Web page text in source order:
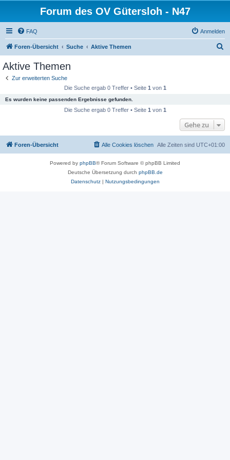
Forum des OV Gütersloh - N47
FAQ Anmelden
Foren-Übersicht Suche Aktive Themen
Aktive Themen
Zur erweiterten Suche
Die Suche ergab 0 Treffer • Seite 1 von 1
Es wurden keine passenden Ergebnisse gefunden.
Die Suche ergab 0 Treffer • Seite 1 von 1
Gehe zu
Foren-Übersicht Alle Zeiten sind UTC+01:00
Alle Cookies löschen
Powered by phpBB® Forum Software © phpBB Limited
Deutsche Übersetzung durch phpBB.de
Datenschutz| Nutzungsbedingungen